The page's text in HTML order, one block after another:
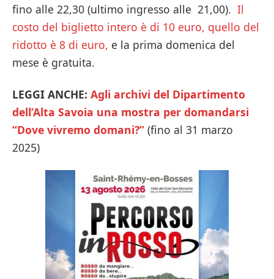
fino alle 22,30 (ultimo ingresso alle 21,00). Il
costo del biglietto intero è di 10 euro, quello del
ridotto è 8 di euro, e la prima domenica del
mese è gratuita.
LEGGI ANCHE: Agli archivi del Dipartimento
dell’Alta Savoia una mostra per domandarsi
“Dove vivremo domani?” (fino al 31 marzo
2025)